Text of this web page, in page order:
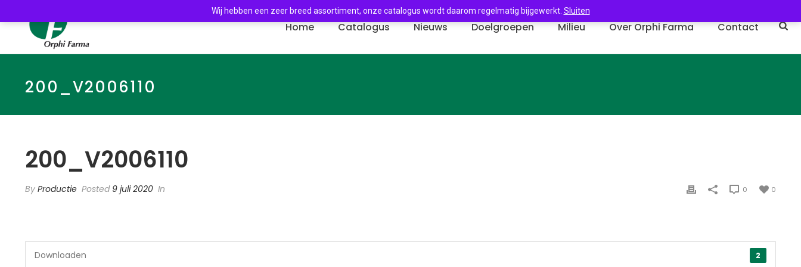
Home Catalogus Nieuws Doelgroepen Milieu Over Orphi Farma Contact
200_V2006110
200_V2006110
By Productie Posted 9 juli 2020 In 0
0
2
Downloaden
Wij hebben een zeer breed assortiment, onze catalogus wordt daarom regelmatig bijgewerkt. Sluiten